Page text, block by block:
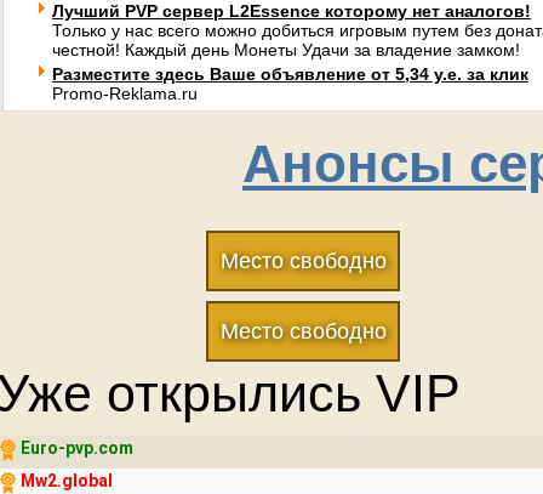
Лучший PVP сервер L2Essence которому нет аналогов!
Только у нас всего можно добиться игровым путем без
честной! Каждый день Монеты Удачи за владение замком!
Разместите здесь Ваше объявление от 5,34 у.е. за клик
Promo-Reklama.ru
Анонсы
Место свободно
Место свободно
открылись VIP
Euro-pvp.com
Mw2.global